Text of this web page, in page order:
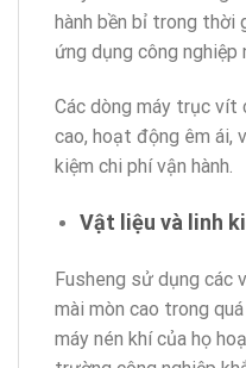
hành bền bỉ trong thời
ứng dụng công nghiệp
Các dòng máy trục vít
cao, hoạt động êm ái,
kiệm chi phí vận hành.
Vật liệu và linh
Fusheng sử dụng các
mài mòn cao trong
máy nén khí của họ